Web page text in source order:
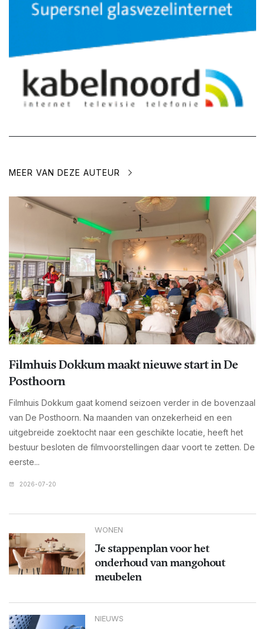
MEER VAN DEZE AUTEUR
Filmhuis Dokkum maakt nieuwe start in De
Posthoorn
Filmhuis Dokkum gaat komend seizoen verder in de bovenzaal
van De Posthoorn. Na maanden van onzekerheid en een
uitgebreide zoektocht naar een geschikte locatie, heeft het
bestuur besloten de filmvoorstellingen daar voort te zetten. De
eerste...
2026-07-20
WONEN
Je stappenplan voor het
onderhoud van mangohout
meubelen
NIEUWS